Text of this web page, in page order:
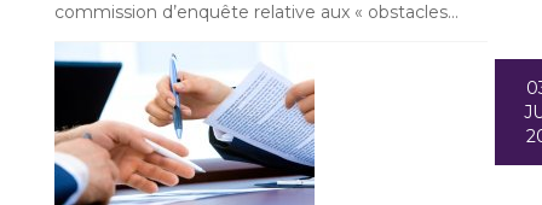
commission d’enquête relative aux « obstacles…